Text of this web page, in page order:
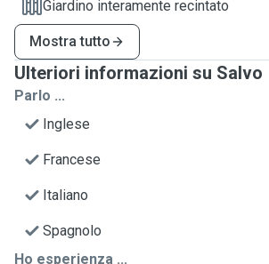
Giardino interamente recintato
Mostra tutto
Ulteriori informazioni su Salvo
Parlo ...
Inglese
Francese
Italiano
Spagnolo
Ho esperienza ...